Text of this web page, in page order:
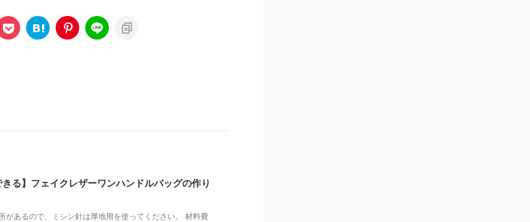
る】フェイクレザーワンハンドルバッグの作り
があるので、ミシン針は厚地用を使ってください。 材料費